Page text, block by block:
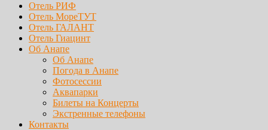
Отель РИФ
Отель МореТУТ
Отель ГАЛАНТ
Отель Гиацинт
Об Анапе
Об Анапе
Погода в Анапе
Фотосессии
Аквапарки
Билеты на Концерты
Экстренные телефоны
Контакты